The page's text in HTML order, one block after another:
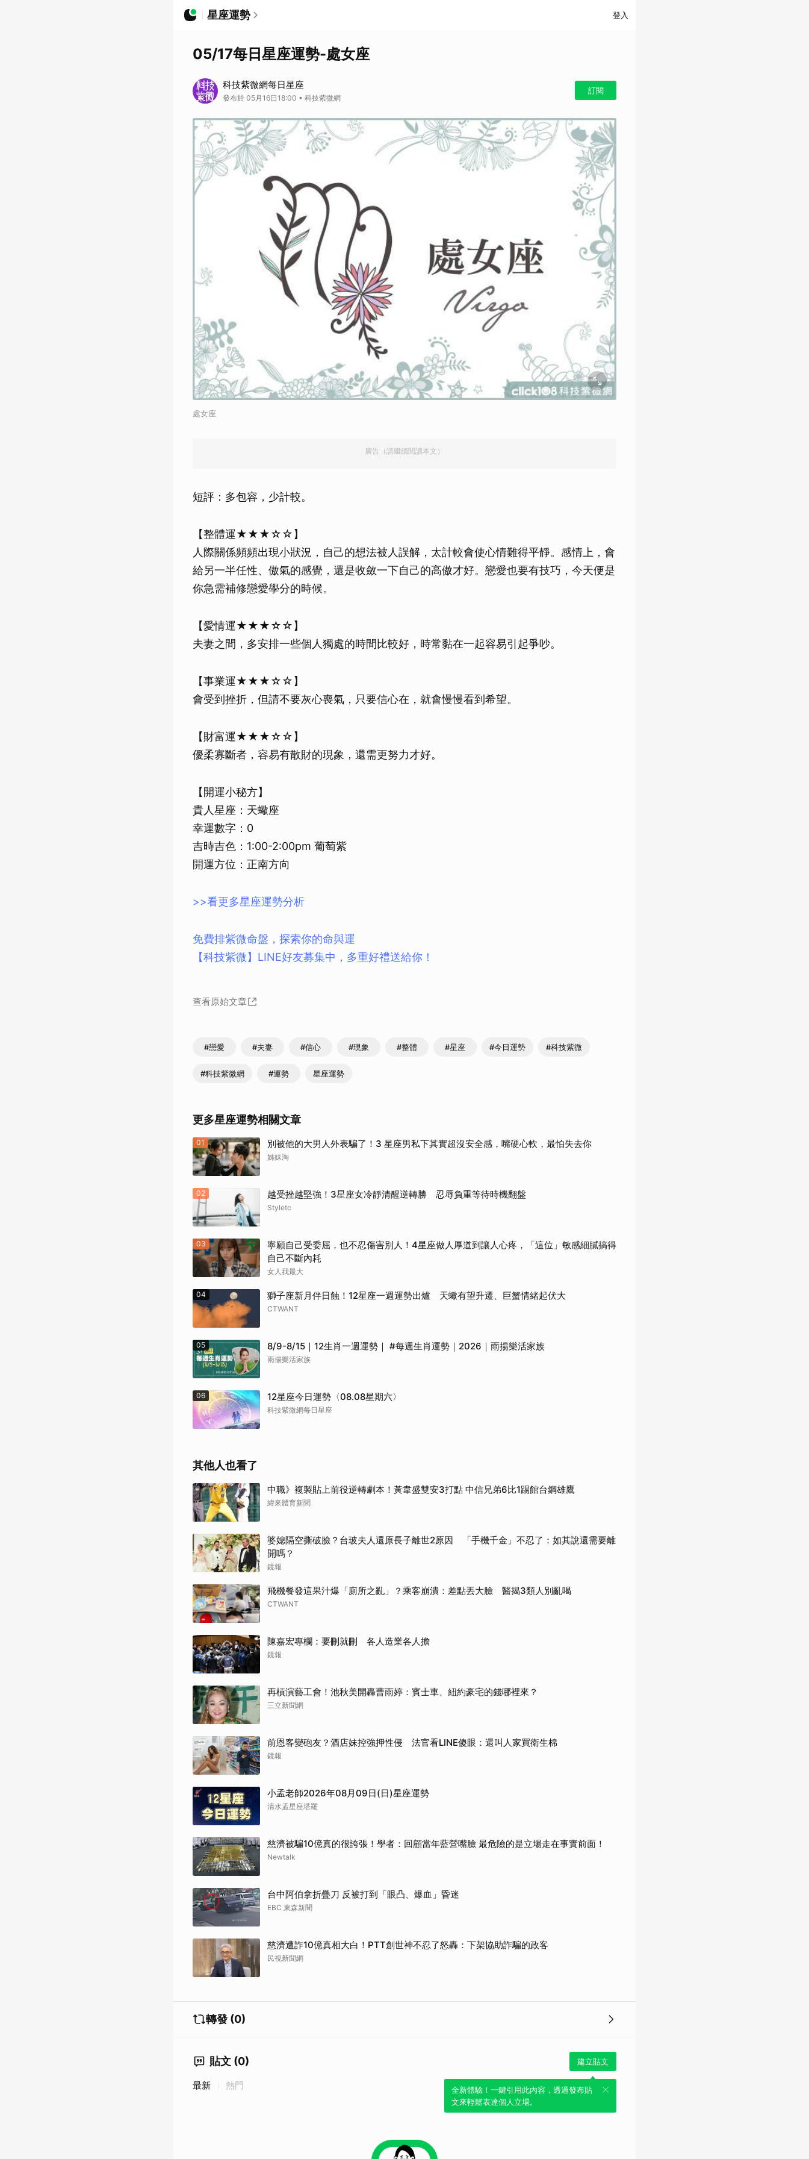
星座運勢 登入
05/17每日星座運勢-處女座
科技紫微網每日星座
發布於 05月16日18:00 • 科技紫微網
訂閱
處女座
廣告（請繼續閱讀本文）
短評：多包容，少計較。
【整體運★★★☆☆】
人際關係頻頻出現小狀況，自己的想法被人誤解，太計較會使心情難得平靜。感情上，會
給另一半任性、傲氣的感覺，還是收斂一下自己的高傲才好。戀愛也要有技巧，今天便是
你急需補修戀愛學分的時候。
【愛情運★★★☆☆】
夫妻之間，多安排一些個人獨處的時間比較好，時常黏在一起容易引起爭吵。
【事業運★★★☆☆】
會受到挫折，但請不要灰心喪氣，只要信心在，就會慢慢看到希望。
【財富運★★★☆☆】
優柔寡斷者，容易有散財的現象，還需更努力才好。
【開運小秘方】
貴人星座：天蠍座
幸運數字：0
吉時吉色：1:00-2:00pm 葡萄紫
開運方位：正南方向
>>看更多星座運勢分析
免費排紫微命盤，探索你的命與運
【科技紫微】LINE好友募集中，多重好禮送給你！
查看原始文章
#戀愛 #夫妻 #信心 #現象 #整體 #星座 #今日運勢 #科技紫微
#科技紫微網 #運勢 星座運勢
更多星座運勢相關文章
01 別被他的大男人外表騙了！3 星座男私下其實超沒安全感，嘴硬心軟，最怕失去你
姊妹淘
02 越受挫越堅強！3星座女冷靜清醒逆轉勝 忍辱負重等待時機翻盤
Styletc
03
寧願自己受委屈，也不忍傷害別人！4星座做人厚道到讓人心疼，「這位」敏感細膩搞得
自己不斷內耗
女人我最大
04 獅子座新月伴日蝕！12星座一週運勢出爐 天蠍有望升遷、巨蟹情緒起伏大
CTWANT
05 8/9-8/15｜12生肖一週運勢｜ #每週生肖運勢｜2026｜雨揚樂活家族
雨揚樂活家族
06 12星座今日運勢〈08.08星期六〉
科技紫微網每日星座
其他人也看了
中職》複製貼上前役逆轉劇本！黃韋盛雙安3打點 中信兄弟6比1踢館台鋼雄鷹
緯來體育新聞
婆媳隔空撕破臉？台玻夫人還原長子離世2原因 「手機千金」不忍了：如其說還需要離
開嗎？
鏡報
飛機餐發這果汁爆「廁所之亂」？乘客崩潰：差點丟大臉 醫揭3類人別亂喝
CTWANT
陳嘉宏專欄：要刪就刪 各人造業各人擔
鏡報
再槓演藝工會！池秋美開轟曹雨婷：賓士車、紐約豪宅的錢哪裡來？
三立新聞網
前恩客變砲友？酒店妹控強押性侵 法官看LINE傻眼：還叫人家買衛生棉
鏡報
小孟老師2026年08月09日(日)星座運勢
清水孟星座塔羅
慈濟被騙10億真的很誇張！學者：回顧當年藍營嘴臉 最危險的是立場走在事實前面！
Newtalk
台中阿伯拿折疊刀 反被打到「眼凸、爆血」昏迷
EBC 東森新聞
慈濟遭詐10億真相大白！PTT創世神不忍了怒轟：下架協助詐騙的政客
民視新聞網
轉發 (0)
貼文 (0) 建立貼文
全新體驗！一鍵引用此內容，透過發布貼
文來輕鬆表達個人立場。
最新 熱門